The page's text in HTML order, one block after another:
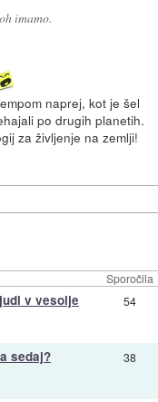
imamo.
naprej, kot je šel
po drugih planetih.
za življenje na zemlji!
Sporočila
v vesolje 54
sedaj? 38